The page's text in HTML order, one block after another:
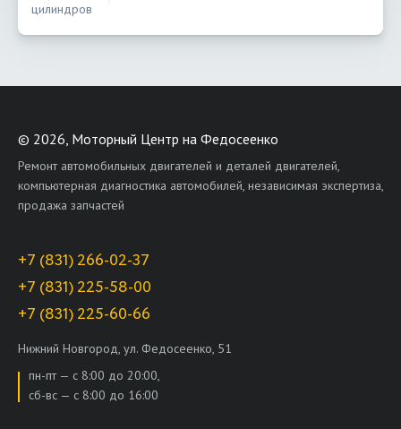
цилиндров
© 2026, Моторный Центр на Федосеенко
Ремонт автомобильных двигателей и деталей двигателей,
компьютерная диагностика автомобилей, независимая экспертиза,
продажа запчастей
+7 (831) 266-02-37
+7 (831) 225-58-00
+7 (831) 225-60-66
Нижний Новгород, ул. Федосеенко, 51
пн-пт — с 8:00 до 20:00,
сб-вс — с 8:00 до 16:00